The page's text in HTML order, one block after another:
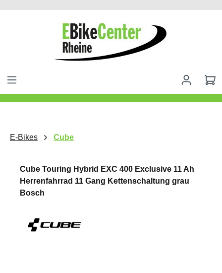
springen
E-Bikes Cube
Cube Touring Hybrid EXC 400 Exclusive 11 Ah
Herrenfahrrad 11 Gang Kettenschaltung grau
Bosch